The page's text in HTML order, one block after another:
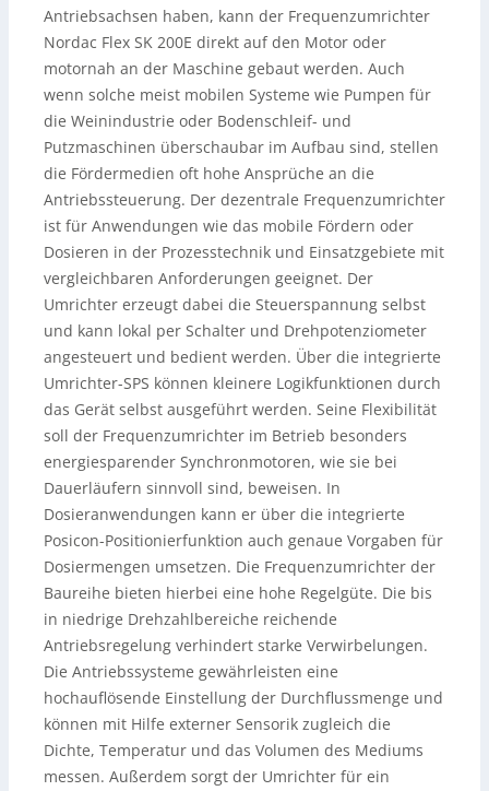
Antriebsachsen haben, kann der Frequenzumrichter
Nordac Flex SK 200E direkt auf den Motor oder
motornah an der Maschine gebaut werden. Auch
wenn solche meist mobilen Systeme wie Pumpen für
die Weinindustrie oder Bodenschleif- und
Putzmaschinen überschaubar im Aufbau sind, stellen
die Fördermedien oft hohe Ansprüche an die
Antriebssteuerung. Der dezentrale Frequenzumrichter
ist für Anwendungen wie das mobile Fördern oder
Dosieren in der Prozesstechnik und Einsatzgebiete mit
vergleichbaren Anforderungen geeignet. Der
Umrichter erzeugt dabei die Steuerspannung selbst
und kann lokal per Schalter und Drehpotenziometer
angesteuert und bedient werden. Über die integrierte
Umrichter-SPS können kleinere Logikfunktionen durch
das Gerät selbst ausgeführt werden. Seine Flexibilität
soll der Frequenzumrichter im Betrieb besonders
energiesparender Synchronmotoren, wie sie bei
Dauerläufern sinnvoll sind, beweisen. In
Dosieranwendungen kann er über die integrierte
Posicon-Positionierfunktion auch genaue Vorgaben für
Dosiermengen umsetzen. Die Frequenzumrichter der
Baureihe bieten hierbei eine hohe Regelgüte. Die bis
in niedrige Drehzahlbereiche reichende
Antriebsregelung verhindert starke Verwirbelungen.
Die Antriebssysteme gewährleisten eine
hochauflösende Einstellung der Durchflussmenge und
können mit Hilfe externer Sensorik zugleich die
Dichte, Temperatur und das Volumen des Mediums
messen. Außerdem sorgt der Umrichter für ein